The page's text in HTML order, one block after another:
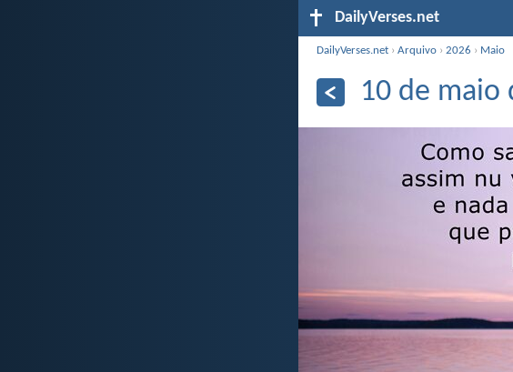
DailyVerses.net
DailyVerses.net ›Arquivo ›2026 › Maio
10 de maio